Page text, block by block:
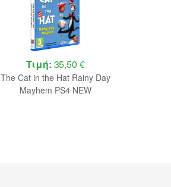
Τιμή: 35,50 €
The Cat in the Hat Rainy Day
Mayhem PS4 NEW